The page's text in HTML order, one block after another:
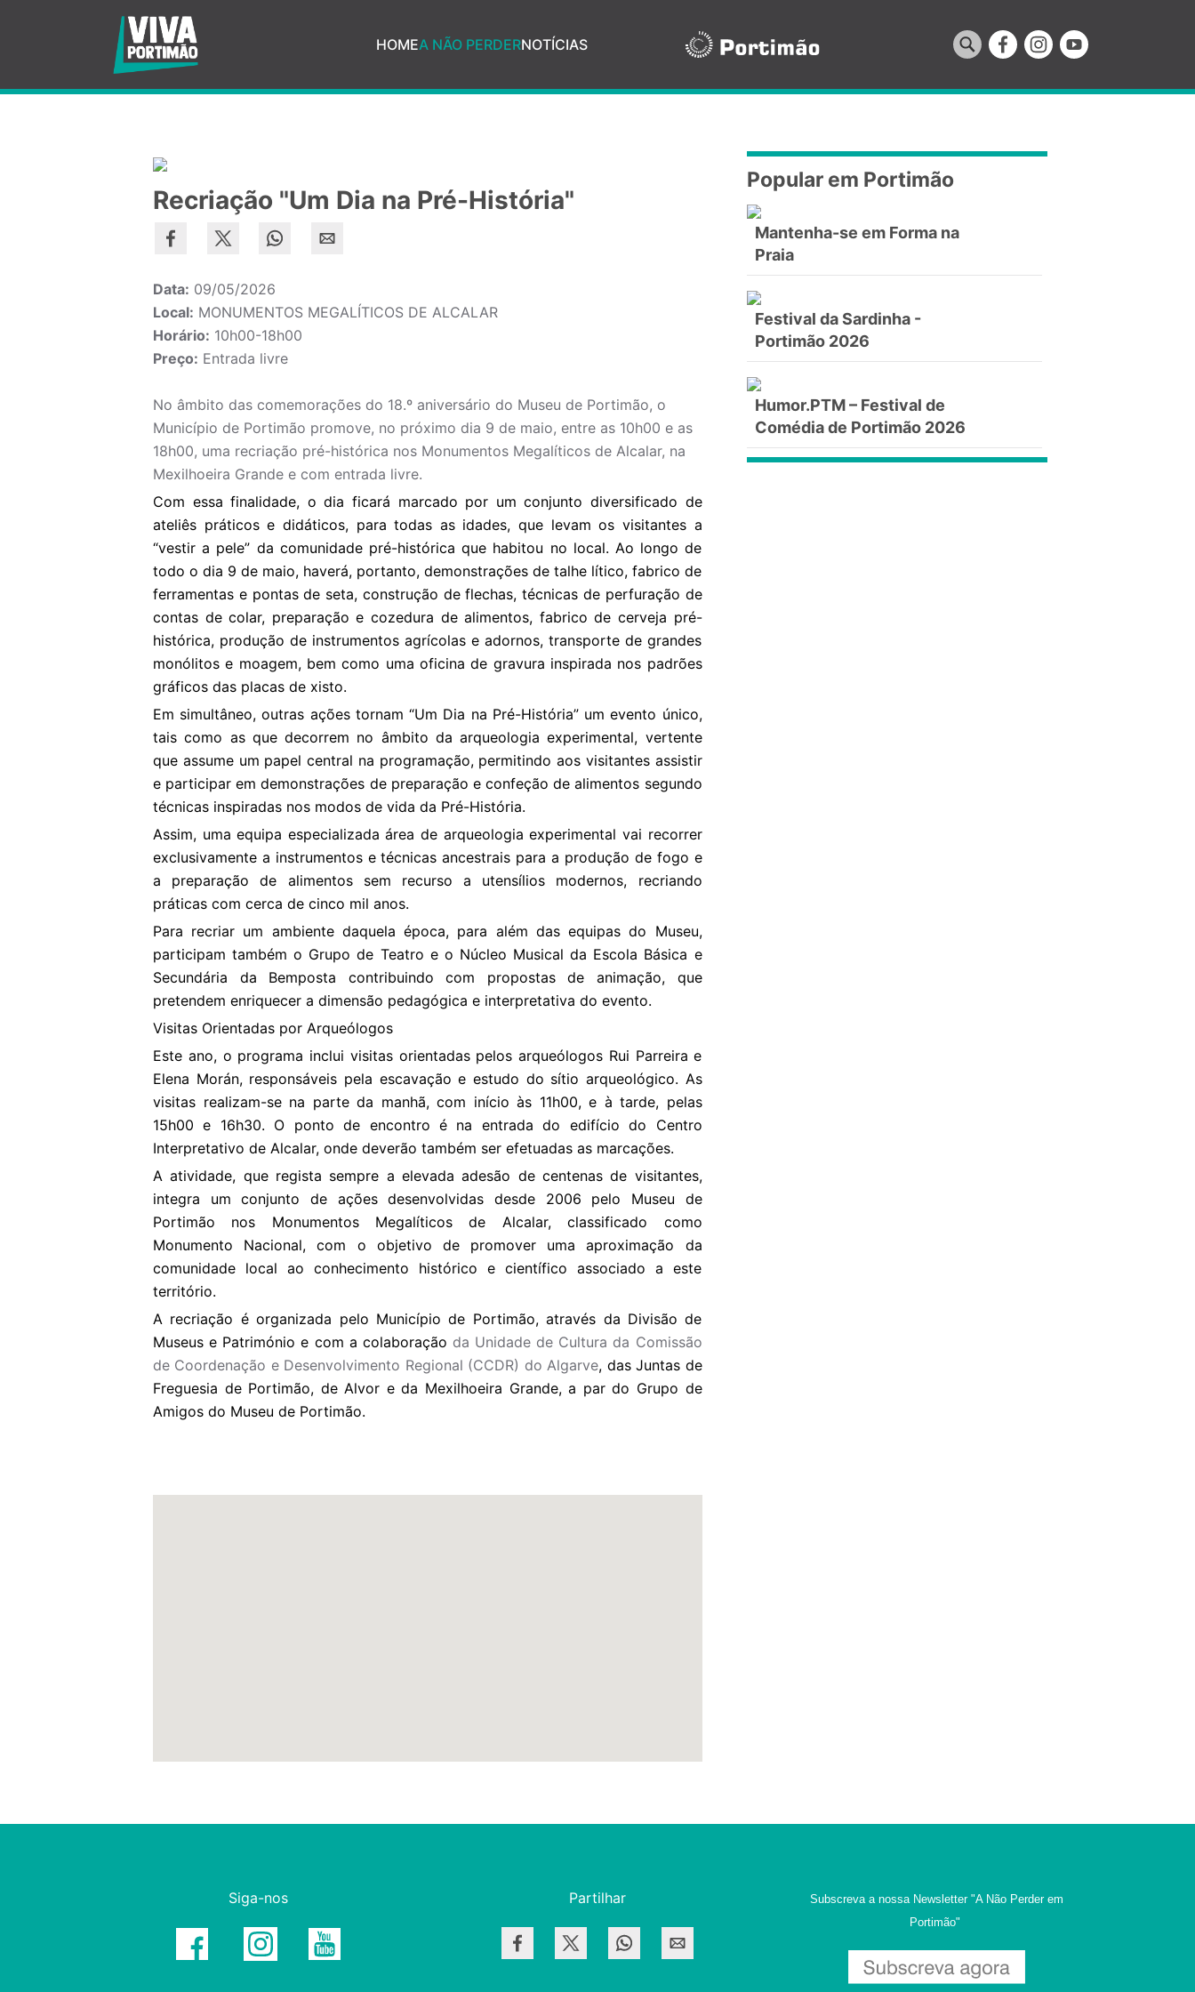
Saltar para o conteúdo principal HOMEA NÃO PERDERNOTÍCIAS
Recriação "Um Dia na Pré-História"
Data: 09/05/2026
Local: MONUMENTOS MEGALÍTICOS DE ALCALAR
Horário: 10h00-18h00
Preço: Entrada livre
No âmbito das comemorações do 18.º aniversário do Museu de Portimão, o
Município de Portimão promove, no próximo dia 9 de maio, entre as 10h00 e as
18h00, uma recriação pré-histórica nos Monumentos Megalíticos de Alcalar, na
Mexilhoeira Grande e com entrada livre.
Com essa finalidade, o dia ficará marcado por um conjunto diversificado de
ateliês práticos e didáticos, para todas as idades, que levam os visitantes a
“vestir a pele” da comunidade pré-histórica que habitou no local. Ao longo de
todo o dia 9 de maio, haverá, portanto, demonstrações de talhe lítico, fabrico de
ferramentas e pontas de seta, construção de flechas, técnicas de perfuração de
contas de colar, preparação e cozedura de alimentos, fabrico de cerveja pré-
histórica, produção de instrumentos agrícolas e adornos, transporte de grandes
monólitos e moagem, bem como uma oficina de gravura inspirada nos padrões
gráficos das placas de xisto.
Em simultâneo, outras ações tornam “Um Dia na Pré-História” um evento único,
tais como as que decorrem no âmbito da arqueologia experimental, vertente
que assume um papel central na programação, permitindo aos visitantes assistir
e participar em demonstrações de preparação e confeção de alimentos segundo
técnicas inspiradas nos modos de vida da Pré-História.
Assim, uma equipa especializada área de arqueologia experimental vai recorrer
exclusivamente a instrumentos e técnicas ancestrais para a produção de fogo e
a preparação de alimentos sem recurso a utensílios modernos, recriando
práticas com cerca de cinco mil anos.
Para recriar um ambiente daquela época, para além das equipas do Museu,
participam também o Grupo de Teatro e o Núcleo Musical da Escola Básica e
Secundária da Bemposta contribuindo com propostas de animação, que
pretendem enriquecer a dimensão pedagógica e interpretativa do evento.
Visitas Orientadas por Arqueólogos
Este ano, o programa inclui visitas orientadas pelos arqueólogos Rui Parreira e
Elena Morán, responsáveis pela escavação e estudo do sítio arqueológico. As
visitas realizam-se na parte da manhã, com início às 11h00, e à tarde, pelas
15h00 e 16h30. O ponto de encontro é na entrada do edifício do Centro
Interpretativo de Alcalar, onde deverão também ser efetuadas as marcações.
A atividade, que regista sempre a elevada adesão de centenas de visitantes,
integra um conjunto de ações desenvolvidas desde 2006 pelo Museu de
Portimão nos Monumentos Megalíticos de Alcalar, classificado como
Monumento Nacional, com o objetivo de promover uma aproximação da
comunidade local ao conhecimento histórico e científico associado a este
território.
A recriação é organizada pelo Município de Portimão, através da Divisão de
Museus e Património e com a colaboração da Unidade de Cultura da Comissão
de Coordenação e Desenvolvimento Regional (CCDR) do Algarve, das Juntas de
Freguesia de Portimão, de Alvor e da Mexilhoeira Grande, a par do Grupo de
Amigos do Museu de Portimão.
Popular em Portimão
Mantenha-se em Forma na
Praia
Festival da Sardinha -
Portimão 2026
Humor.PTM – Festival de
Comédia de Portimão 2026
Siga-nos Partilhar Subscreva a nossa Newsletter "A Não Perder em
Portimão"